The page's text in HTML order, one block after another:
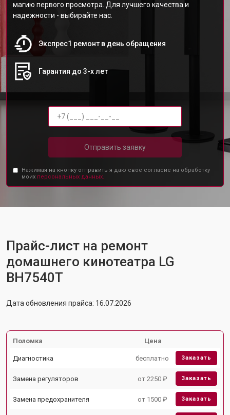
магию первого просмотра. Для лучшего качества и
надежности - выбирайте нас.
Экспрес1 ремонт в день обращения
Гарантия до 3-х лет
Отправить заявку
Нажимая на кнопку отправить я даю свое согласие на обработку
моих персональных данных.
Прайс-лист на ремонт
домашнего кинотеатра LG
BH7540T
Дата обновления прайса: 16.07.2026
Поломка Цена
Диагностика бесплатно Заказать
Замена регуляторов от 2250 ₽ Заказать
Замена предохранителя от 1500 ₽ Заказать